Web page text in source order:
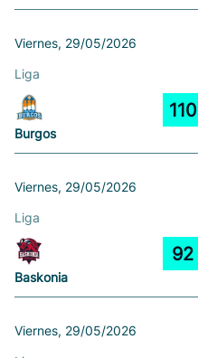
Viernes, 29/05/2026
Liga
Burgos
110
Viernes, 29/05/2026
Liga
Baskonia
92
Viernes, 29/05/2026